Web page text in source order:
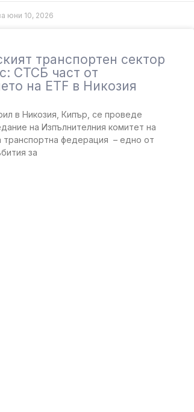
юни 10, 2026
транспортен сектор
СТСБ част от
на ETF в Никозия
в Никозия, Кипър, се проведе
на Изпълнителния комитет на
транспортна федерация – едно от
за